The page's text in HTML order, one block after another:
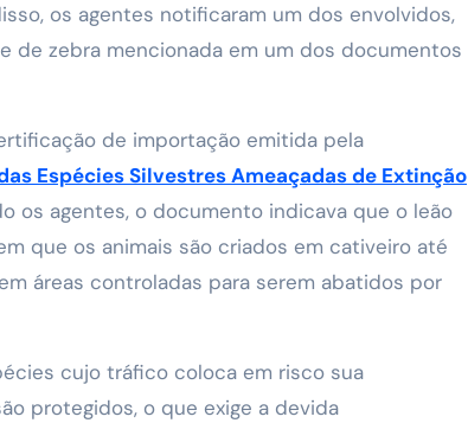
os agentes notificaram um dos envolvidos,
de zebra mencionada em um dos documentos
de importação emitida pela
Espécies Silvestres Ameaçadas de Extinção
os agentes, o documento indicava que o leão
que os animais são criados em cativeiro até
áreas controladas para serem abatidos por
cujo tráfico coloca em risco sua
protegidos, o que exige a devida